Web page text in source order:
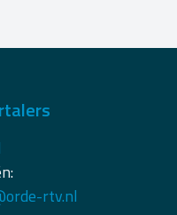
rtv.nl